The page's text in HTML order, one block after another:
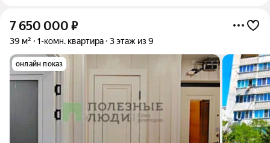
7 650 000 ₽
39 м² 1-комн. квартира 3 этаж из 9
онлайн показ